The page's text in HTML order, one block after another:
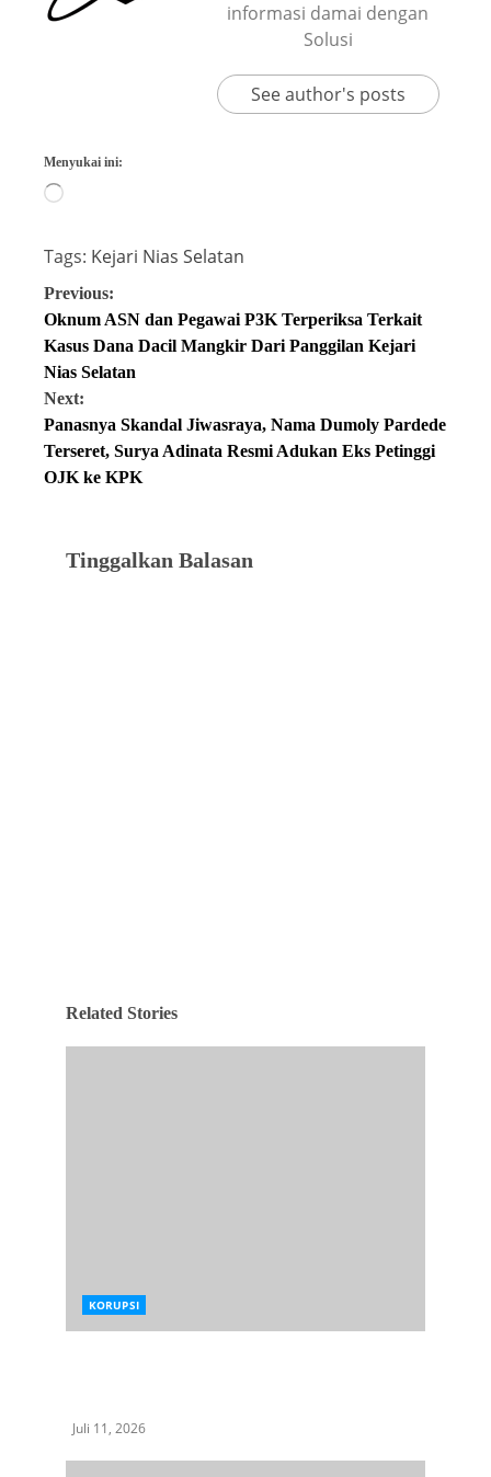
informasi damai dengan
Solusi
See author's posts
Menyukai ini:
Tags: Kejari Nias Selatan
Previous:
Oknum ASN dan Pegawai P3K Terperiksa Terkait
Kasus Dana Dacil Mangkir Dari Panggilan Kejari
Nias Selatan
Next:
Panasnya Skandal Jiwasraya, Nama Dumoly Pardede
Terseret, Surya Adinata Resmi Adukan Eks Petinggi
OJK ke KPK
Tinggalkan Balasan
Related Stories
KORUPSI
Juli 11, 2026